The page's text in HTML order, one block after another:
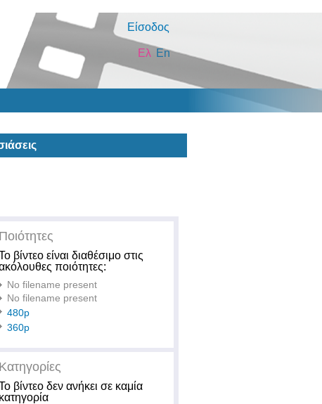
Είσοδος
En
Ελ
Ποιότητες
βίντεο είναι διαθέσιμο στις
ποιότητες:
No filename present
No filename present
480p
360p
Κατηγορίες
βίντεο δεν ανήκει σε καμία
κατηγορία